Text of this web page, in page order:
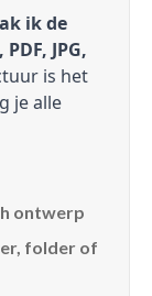
ik de
JPG,
is het
je alle
ontwerp
folder of